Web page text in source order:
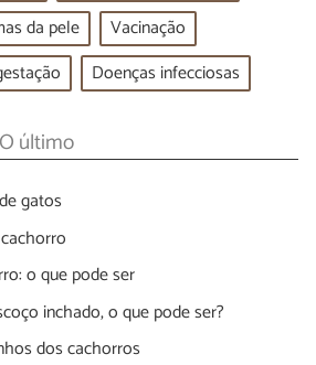
da pele
Vacinação
Doenças infecciosas
O último
gatos
o que pode ser
inchado, o que pode ser?
dos cachorros